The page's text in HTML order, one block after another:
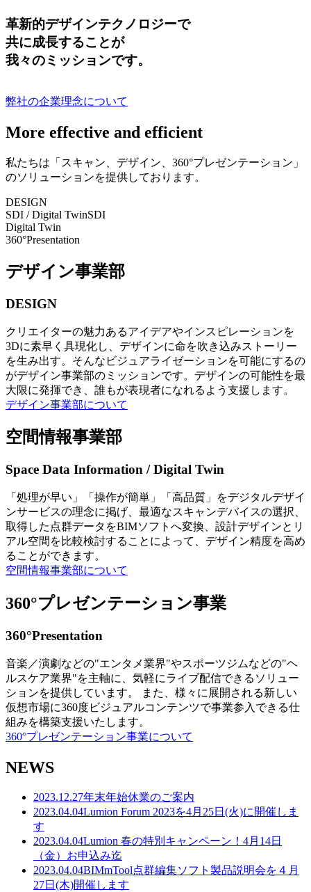
革新的デザインテクノロジーで
共に成長することが
我々のミッションです。
弊社の企業理念について
More effective and efficient
私たちは「スキャン、デザイン、360°プレゼンテーション」
のソリューションを提供しております。
DESIGN
SDI / Digital TwinSDI
Digital Twin
360°Presentation
デザイン事業部
DESIGN
クリエイターの魅力あるアイデアやインスピレーションを
3Dに素早く具現化し、デザインに命を吹き込みストーリー
を生み出す。そんなビジュアライゼーションを可能にするの
がデザイン事業部のミッションです。デザインの可能性を最
大限に発揮でき、誰もが表現者になれるよう支援します。
デザイン事業部について
空間情報事業部
Space Data Information / Digital Twin
「処理が早い」「操作が簡単」「高品質」をデジタルデザイ
ンサービスの理念に掲げ、最適なスキャンデバイスの選択、
取得した点群データをBIMソフトへ変換、設計デザインとリ
アル空間を比較検討することによって、デザイン精度を高め
ることができます。
空間情報事業部について
360°プレゼンテーション事業
360°Presentation
音楽／演劇などの"エンタメ業界"やスポーツジムなどの"ヘ
ルスケア業界"を主軸に、気軽にライブ配信できるソリュー
ションを提供しています。 また、様々に展開される新しい
仮想市場に360度ビジュアルコンテンツで事業参入できる仕
組みを構築支援いたします。
360°プレゼンテーション事業について
NEWS
2023.12.27年末年始休業のご案内
2023.04.04Lumion Forum 2023を4月25日(火)に開催しま
す
2023.04.04Lumion 春の特別キャンペーン！4月14日
（金）お申込み迄
2023.04.04BIMmTool点群編集ソフト製品説明会を４月
27日(木)開催します